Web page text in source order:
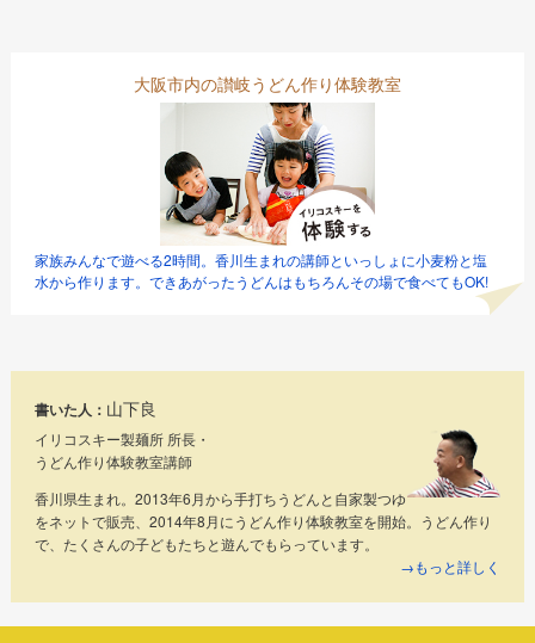
大阪市内の讃岐うどん作り体験教室
家族みんなで遊べる2時間。香川生まれの講師といっしょに小麦粉と塩
水から作ります。できあがったうどんはもちろんその場で食べてもOK!
書いた人： 山下良
イリコスキー製麺所 所長・
うどん作り体験教室講師
香川県生まれ。2013年6月から手打ちうどんと自家製つゆ
をネットで販売、2014年8月にうどん作り体験教室を開始。うどん作り
で、たくさんの子どもたちと遊んでもらっています。
→もっと詳しく